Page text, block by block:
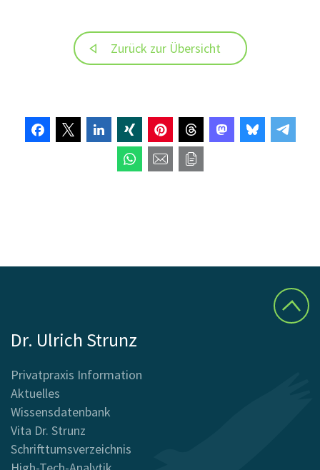
Zurück zur Übersicht
Dr. Ulrich Strunz
Privatpraxis Information
Aktuelles
Wissensdatenbank
Vita Dr. Strunz
Schrifttumsverzeichnis